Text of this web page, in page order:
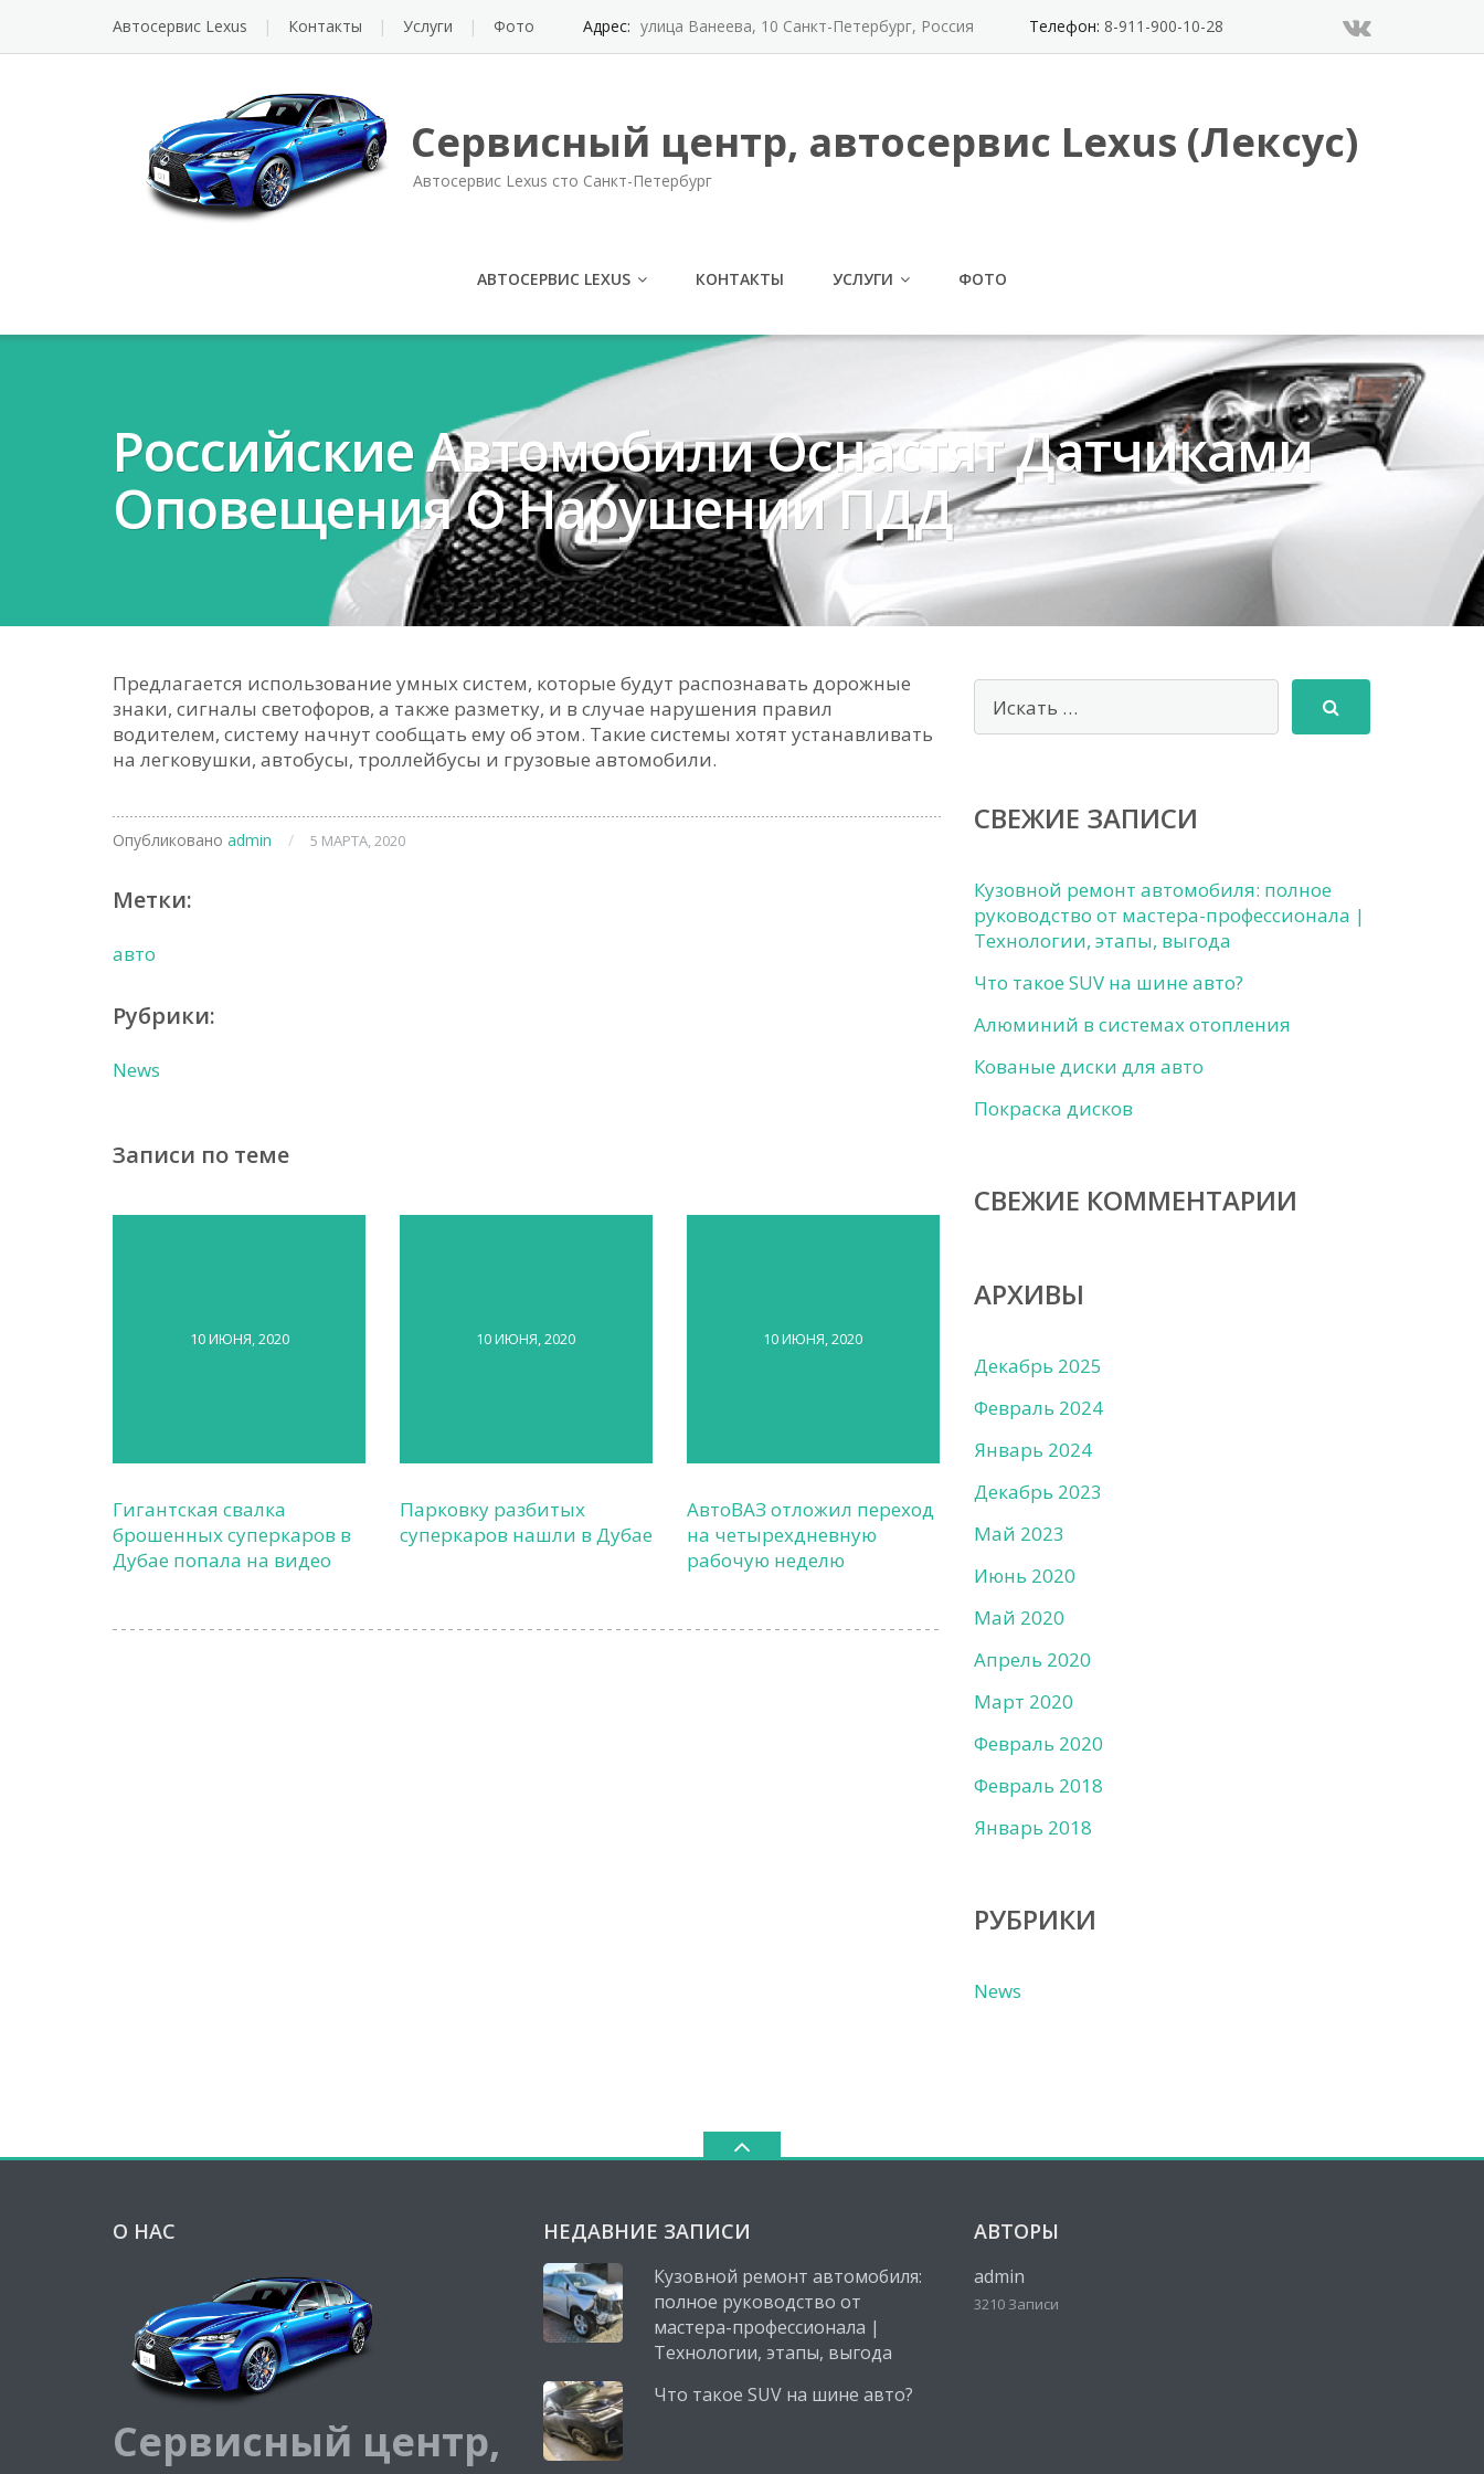
Автосервис Lexus Контакты Услуги Фото Адрес: улица Ванеева, 10 Санкт-Петербург, Россия Телефон: 8-911-900-10-28
Сервисный центр, автосервис Lexus (Лексус)
Автосервис Lexus сто Санкт-Петербург
АВТОСЕРВИС LEXUS КОНТАКТЫ УСЛУГИ ФОТО
Российские Автомобили Оснастят Датчиками
Оповещения О Нарушении ПДД
Предлагается использование умных систем, которые будут распознавать дорожные
знаки, сигналы светофоров, а также разметку, и в случае нарушения правил
водителем, систему начнут сообщать ему об этом. Такие системы хотят устанавливать
на легковушки, автобусы, троллейбусы и грузовые автомобили.
Опубликовано admin / 5 МАРТА, 2020
Метки:
авто
Рубрики:
News
Записи по теме
10 ИЮНЯ, 2020
Гигантская свалка
брошенных суперкаров в
Дубае попала на видео
10 ИЮНЯ, 2020
Парковку разбитых
суперкаров нашли в Дубае
10 ИЮНЯ, 2020
АвтоВАЗ отложил переход
на четырехдневную
рабочую неделю
СВЕЖИЕ ЗАПИСИ
Кузовной ремонт автомобиля: полное
руководство от мастера-профессионала |
Технологии, этапы, выгода
Что такое SUV на шине авто?
Алюминий в системах отопления
Кованые диски для авто
Покраска дисков
СВЕЖИЕ КОММЕНТАРИИ
АРХИВЫ
Декабрь 2025
Февраль 2024
Январь 2024
Декабрь 2023
Май 2023
Июнь 2020
Май 2020
Апрель 2020
Март 2020
Февраль 2020
Февраль 2018
Январь 2018
РУБРИКИ
News
О НАС
Сервисный центр,
НЕДАВНИЕ ЗАПИСИ
Кузовной ремонт автомобиля:
полное руководство от
мастера-профессионала |
Технологии, этапы, выгода
Что такое SUV на шине авто?
АВТОРЫ
admin
3210 Записи